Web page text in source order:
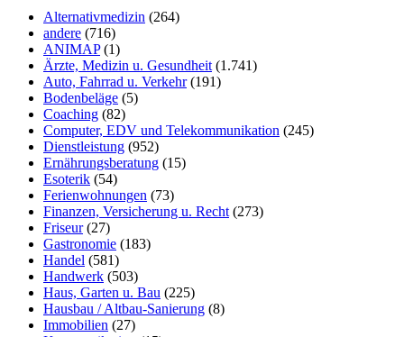
Alternativmedizin (264)
andere (716)
ANIMAP(1)
Ärzte, Medizin u. Gesundheit (1.741)
Auto, Fahrrad u. Verkehr(191)
Bodenbeläge (5)
Coaching (82)
Computer, EDV und Telekommunikation (245)
Dienstleistung (952)
Ernährungsberatung (15)
Esoterik (54)
Ferienwohnungen (73)
Finanzen, Versicherung u. Recht (273)
Friseur(27)
Gastronomie (183)
Handel (581)
Handwerk (503)
Haus, Garten u. Bau (225)
Hausbau / Altbau-Sanierung (8)
Immobilien (27)